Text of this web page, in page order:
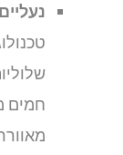
נעליים
חמים